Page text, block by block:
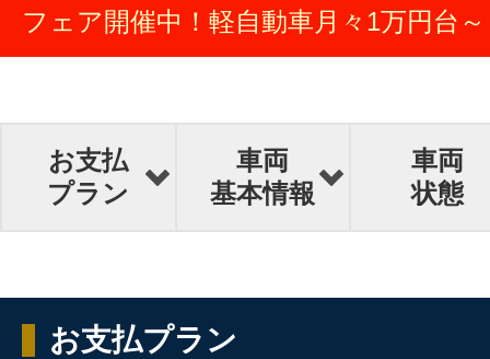
フェア開催中！軽自動車月々1万円台～
お支払
プラン
車両
基本情報
車両
状態
お支払プラン